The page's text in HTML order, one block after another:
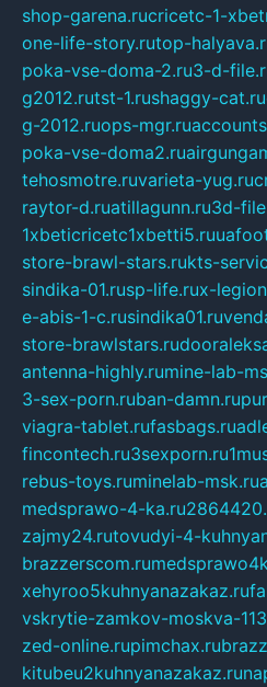
shop-garena.rucricetc-1-
one-life-story.rutop-
poka-vse-doma-2.ru3-d-
g2012.rutst-1.rushaggy-cat.ru
g-2012.ruops-mgr.ru
poka-vse-doma2.ru
tehosmotre.ruvarieta-yug.ru
raytor-d.ruatillagunn.ru3d-
1xbeticricetc1xbetti5.ru
store-brawl-stars.rukts-
sindika-01.rusp-life.rux-
e-abis-1-c.rusindika01.ru
store-brawlstars.ru
antenna-highly.rumine-lab-
3-sex-porn.ruban-damn.ru
viagra-tablet.rufasbags.ru
fincontech.ru3sexporn.ru
rebus-toys.ruminelab-msk.ru
medsprawo-4-ka.ru
zajmy24.rutovudyi-4-
brazzerscom.ru
xehyroo5kuhnyanazakaz.ru
vskrytie-zamkov-moskva-
zed-online.rupimchax.ru
kitubeu2kuhnyanazakaz.ru